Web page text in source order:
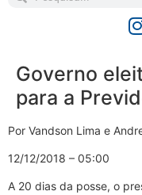
Governo
para a
Por Vandson Lima e
12/12/2018 – 05:00
A 20 dias da posse, o